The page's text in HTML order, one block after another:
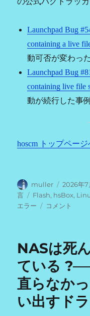
Launchpad Bug
containing a live
動可否が変わっ
Launchpad Bug
containing live file
動が続行した事
hoscm トップページ
投
稿
者
muller
投
稿
日:
2026年7
言
タ
グ
Flash, hsBox,
エラー
「Unable
medium」
で
Live
USB
が
起
動
コメント
NASは死
ている
直らなか
い出すド